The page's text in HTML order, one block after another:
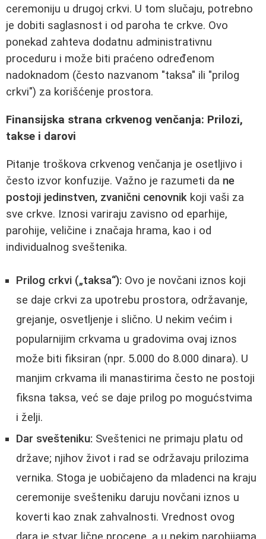
ceremoniju u drugoj crkvi. U tom slučaju, potrebno
je dobiti saglasnost i od paroha te crkve. Ovo
ponekad zahteva dodatnu administrativnu
proceduru i može biti praćeno određenom
nadoknadom (često nazvanom "taksa" ili "prilog
crkvi") za korišćenje prostora.
Finansijska strana crkvenog venčanja: Prilozi,
takse i darovi
Pitanje troškova crkvenog venčanja je osetljivo i
često izvor konfuzije. Važno je razumeti da ne
postoji jedinstven, zvanični cenovnik koji vaši za
sve crkve. Iznosi variraju zavisno od eparhije,
parohije, veličine i značaja hrama, kao i od
individualnog sveštenika.
Prilog crkvi („taksa“): Ovo je novčani iznos koji
se daje crkvi za upotrebu prostora, održavanje,
grejanje, osvetljenje i slično. U nekim većim i
popularnijim crkvama u gradovima ovaj iznos
može biti fiksiran (npr. 5.000 do 8.000 dinara). U
manjim crkvama ili manastirima često ne postoji
fiksna taksa, već se daje prilog po mogućstvima
i želji.
Dar svešteniku: Sveštenici ne primaju platu od
države; njihov život i rad se održavaju prilozima
vernika. Stoga je uobičajeno da mladenci na kraju
ceremonije svešteniku daruju novčani iznos u
koverti kao znak zahvalnosti. Vrednost ovog